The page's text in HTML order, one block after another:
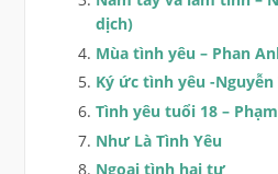
dịch)
Mùa tình yêu – Phan
Ký ức tình yêu -Nguyễn
Tình yêu tuổi 18 –
Như Là Tình Yêu
Ngoại tình hai tư